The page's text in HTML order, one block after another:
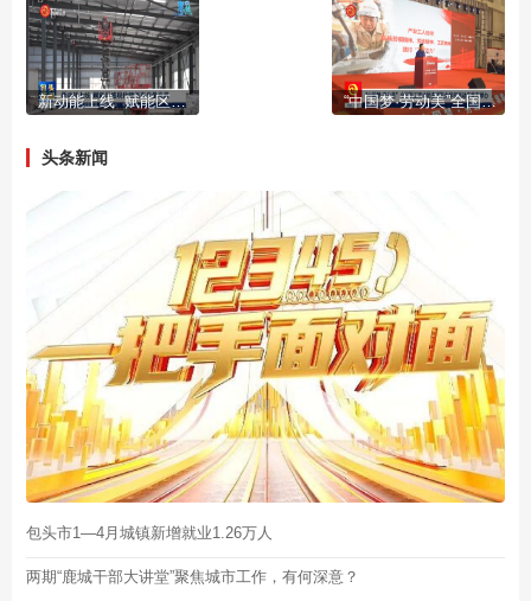
新动能上线 赋能区域现代物流高质量发展 “中国梦·劳动美”全国职工宣讲团走进职业学校活动在我市举办
头条新闻
包头市1—4月城镇新增就业1.26万人
两期“鹿城干部大讲堂”聚焦城市工作，有何深意？